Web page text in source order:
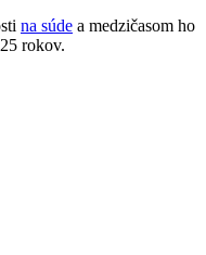
na súde a medzičasom ho
rokov.